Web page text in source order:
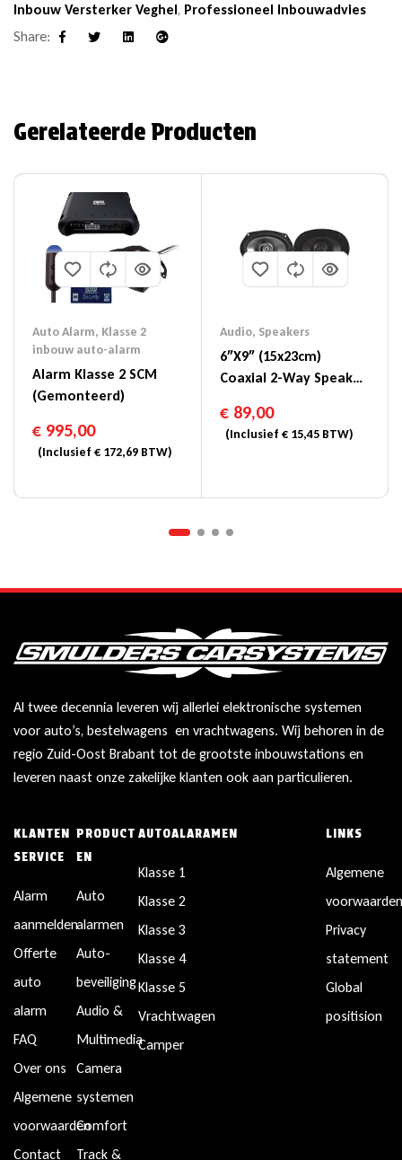
Inbouw Versterker Veghel, Professioneel Inbouwadvies
Share:
Gerelateerde Producten
Auto Alarm, Klasse 2
inbouw auto-alarm
Alarm Klasse 2 SCM
(gemonteerd)
€ 995,00
(Inclusief € 172,69 BTW)
Audio, Speakers
6″x9″ (15x23cm)
Coaxial 2-Way Speaker
€89,00
(Inclusief €15,45BTW)
Al twee decennia leveren wij allerlei elektronische systemen
voor auto’s, bestelwagens en vrachtwagens. Wij behoren in de
regio Zuid-Oost Brabant tot de grootste inbouwstations en
leveren naast onze zakelijke klanten ook aan particulieren.
KLANTEN
SERVICE
Alarm
aanmelden
Offerte
auto
alarm
FAQ
Over ons
Algemene
voorwaarden
Contact
PRODUCT
EN
Auto
alarmen
Auto-
beveiliging
Audio &
Multimedia
Camera
systemen
Comfort
Track &
AUTOALARAMEN
Klasse 1
Klasse 2
Klasse 3
Klasse 4
Klasse 5
Vrachtwagen
Camper
LINKS
Algemene
Privacy
statement
Global
positision